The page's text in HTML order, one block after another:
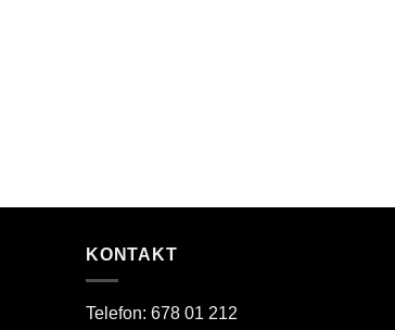
KONTAKT
Telefon: 678 01 212